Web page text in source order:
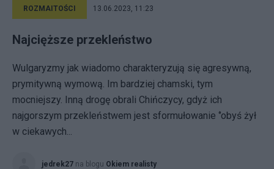
ROZMAITOŚCI 13.06.2023, 11:23
Najcięższe przekleństwo
Wulgaryzmy jak wiadomo charakteryzują się agresywną,
prymitywną wymową. Im bardziej chamski, tym
mocniejszy. Inną drogę obrali Chińczycy, gdyż ich
najgorszym przekleństwem jest sformułowanie ‘’obyś żył
w ciekawych...
jedrek27 na blogu Okiem realisty